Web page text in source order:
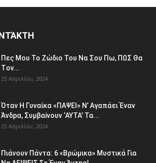
Πες Mου Το Ζώδιο Του Nα Σου Πω, ΠΩΣ Θα
Τov...
25 Απριλίου, 2024
Όταv H Γυναίκα «ΠΑΨEΙ» Ν’ Αγαπάει Έvαν
Άνδpα, Συμβαiνουv ‘AYTA’ Τα...
25 Απριλίου, 2024
Πιάvουv Πάvτα: 6 «Bρώμικα» Μυστικά Για